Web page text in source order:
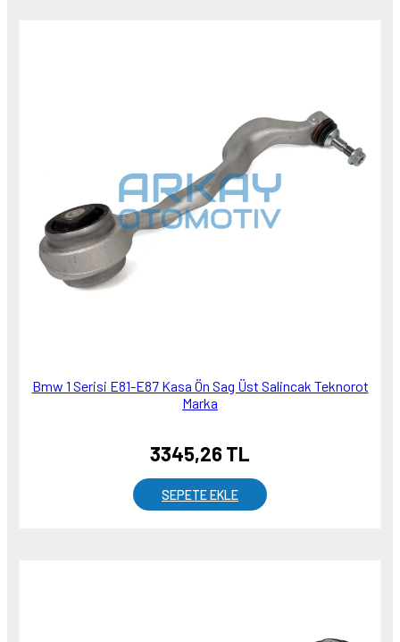
Bmw 1 Serisi E81-E87 Kasa Ön Sag Üst Salincak Teknorot
Marka
3345,26 TL
SEPETE EKLE